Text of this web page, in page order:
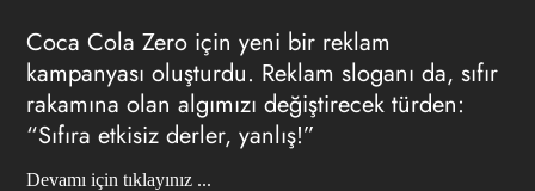
Coca Cola Zero için yeni bir reklam
kampanyası oluşturdu. Reklam sloganı da, sıfır
rakamına olan algımızı değiştirecek türden:
“Sıfıra etkisiz derler, yanlış!”
Devamı için tıklayınız ...